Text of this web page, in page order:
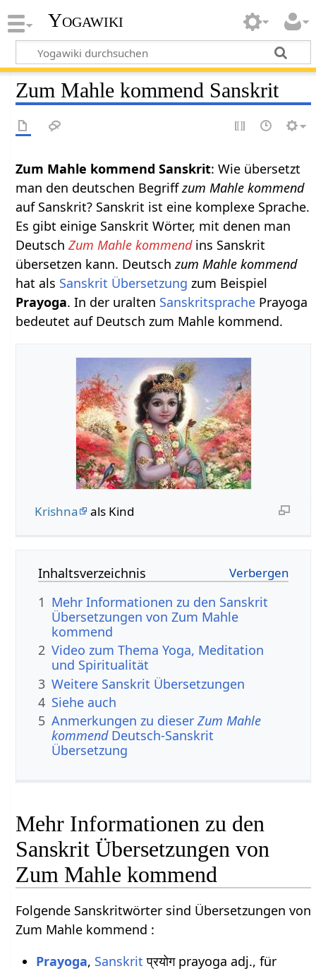
Yogawiki
Zum Mahle kommend Sanskrit
Zum Mahle kommend Sanskrit: Wie übersetzt
man den deutschen Begriffzum Mahle kommend
auf Sanskrit? Sanskrit ist eine komplexe Sprache.
Es gibt einige Sanskrit Wörter, mit denen man
DeutschZum Mahle kommendins Sanskrit
übersetzen kann. Deutschzum Mahle kommend
hat als Sanskrit Übersetzung zum Beispiel
Prayoga. In der uralten Sanskritsprache Prayoga
bedeutet auf Deutsch zum Mahle kommend.
Krishna als Kind
Inhaltsverzeichnis
1 Mehr Informationen zu den Sanskrit
Übersetzungen von Zum Mahle
kommend
2 Video zum Thema Yoga, Meditation
und Spiritualität
3 Weitere Sanskrit Übersetzungen
4 Siehe auch
5 Anmerkungen zu dieserZum Mahle
kommend Deutsch-Sanskrit
Übersetzung
Mehr Informationen zu den
Sanskrit Übersetzungen von
Zum Mahle kommend
Folgende Sanskritwörter sind Übersetzungen von
Zum Mahle kommend :
Prayoga, Sanskrit प्रयोग prayoga adj., für